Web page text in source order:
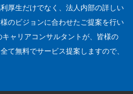
厚生だけでなく、法人内部の詳しい
のビジョンに合わせたご提案を行い
ャリアコンサルタントが、皆様の
て無料でサービス提案しますので、